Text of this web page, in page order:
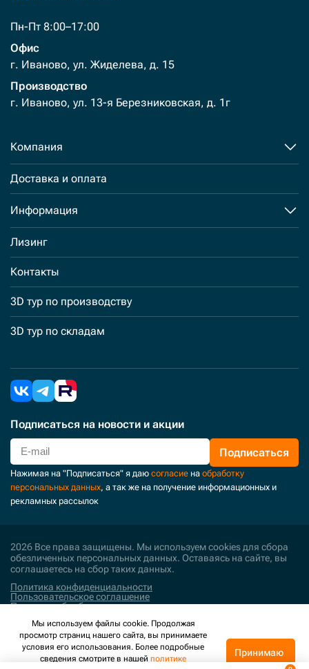
Пн-Пт 8:00–17:00
Офис
г. Иваново, ул. Жиделева, д. 15
Производство
г. Иваново, ул. 13-я Березниковская, д. 1г
Компания
Доставка и оплата
Информация
Лизинг
Контакты
3D тур по производству
3D тур по складам
Подписаться на новости и акции
Подписаться
Нажимая на "Подписаться" я даю согласие на обработку
персональных данных, а так же на получение информационных и
рекламных рассылок
2026 Все права защищены. Мы используем cookies для сбора
обезличенных персональных данных. Оставаясь на сайте, вы
соглашаетесь на сбор таких данных.
Политика конфиденциальности
Пользовательское соглашение
Политика обработки персональных данных
Поддержка и развитие
Мы используем файлы cookie. Продолжая
просмотр страниц нашего сайта, вы принимаете
условия его использования. Более подробные
сведения смотрите в нашей политике
Принимаю